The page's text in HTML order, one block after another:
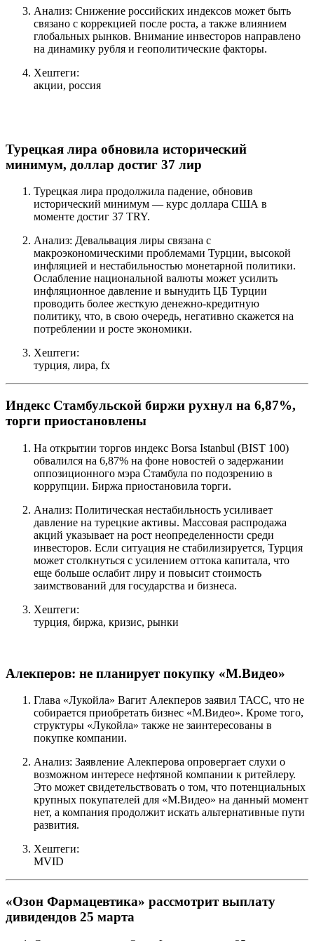
Анализ: Снижение российских индексов может быть
связано с коррекцией после роста, а также влиянием
глобальных рынков. Внимание инвесторов направлено
на динамику рубля и геополитические факторы.
Хештеги:
акции, россия
Турецкая лира обновила исторический
минимум, доллар достиг 37 лир
Турецкая лира продолжила падение, обновив
исторический минимум — курс доллара США в
моменте достиг 37 TRY.
Анализ: Девальвация лиры связана с
макроэкономическими проблемами Турции, высокой
инфляцией и нестабильностью монетарной политики.
Ослабление национальной валюты может усилить
инфляционное давление и вынудить ЦБ Турции
проводить более жесткую денежно-кредитную
политику, что, в свою очередь, негативно скажется на
потреблении и росте экономики.
Хештеги:
турция, лира, fx
Индекс Стамбульской биржи рухнул на 6,87%,
торги приостановлены
На открытии торгов индекс Borsa Istanbul (BIST 100)
обвалился на 6,87% на фоне новостей о задержании
оппозиционного мэра Стамбула по подозрению в
коррупции. Биржа приостановила торги.
Анализ: Политическая нестабильность усиливает
давление на турецкие активы. Массовая распродажа
акций указывает на рост неопределенности среди
инвесторов. Если ситуация не стабилизируется, Турция
может столкнуться с усилением оттока капитала, что
еще больше ослабит лиру и повысит стоимость
заимствований для государства и бизнеса.
Хештеги:
турция, биржа, кризис, рынки
Алекперов: не планирует покупку «М.Видео»
Глава «Лукойла» Вагит Алекперов заявил ТАСС, что не
собирается приобретать бизнес «М.Видео». Кроме того,
структуры «Лукойла» также не заинтересованы в
покупке компании.
Анализ: Заявление Алекперова опровергает слухи о
возможном интересе нефтяной компании к ритейлеру.
Это может свидетельствовать о том, что потенциальных
крупных покупателей для «М.Видео» на данный момент
нет, а компания продолжит искать альтернативные пути
развития.
Хештеги:
MVID
«Озон Фармацевтика» рассмотрит выплату
дивидендов 25 марта